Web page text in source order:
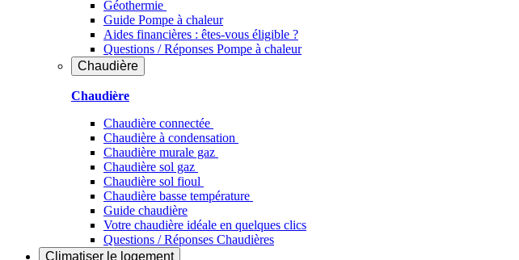
Géothermie
Guide Pompe à chaleur
Aides financières : êtes-vous éligible ?
Questions / Réponses Pompe à chaleur
Chaudière
Chaudière
Chaudière connectée
Chaudière à condensation
Chaudière murale gaz
Chaudière sol gaz
Chaudière sol fioul
Chaudière basse température
Guide chaudière
Votre chaudière idéale en quelques clics
Questions / Réponses Chaudières
Climatiser le logement